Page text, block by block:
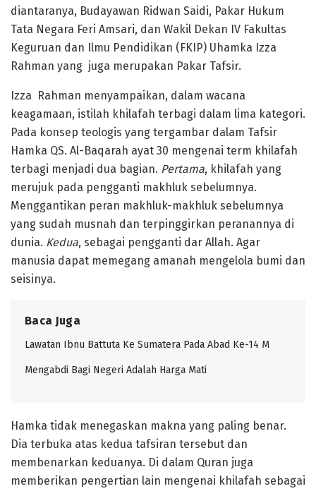
diantaranya, Budayawan Ridwan Saidi, Pakar Hukum
Tata Negara Feri Amsari, dan Wakil Dekan IV Fakultas
Keguruan dan Ilmu Pendidikan (FKIP) Uhamka Izza
Rahman yang juga merupakan Pakar Tafsir.
Izza Rahman menyampaikan, dalam wacana
keagamaan, istilah khilafah terbagi dalam lima kategori.
Pada konsep teologis yang tergambar dalam Tafsir
Hamka QS. Al-Baqarah ayat 30 mengenai term khilafah
terbagi menjadi dua bagian. Pertama, khilafah yang
merujuk pada pengganti makhluk sebelumnya.
Menggantikan peran makhluk-makhluk sebelumnya
yang sudah musnah dan terpinggirkan peranannya di
dunia. Kedua, sebagai pengganti dar Allah. Agar
manusia dapat memegang amanah mengelola bumi dan
seisinya.
Baca Juga
Lawatan Ibnu Battuta Ke Sumatera Pada Abad Ke-14 M
Mengabdi Bagi Negeri Adalah Harga Mati
Hamka tidak menegaskan makna yang paling benar.
Dia terbuka atas kedua tafsiran tersebut dan
membenarkan keduanya. Di dalam Quran juga
memberikan pengertian lain mengenai khilafah sebagai